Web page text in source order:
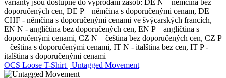
doporučených cen, DE P – němčina s doporučenými cenam, DE
CHF - němčina s doporučenými cenami ve švýcarských francích,
EN N - angličtina bez doporučených cen, EN P – angličtina s
doporučenými cenami, CZ N – čeština bez doporučených cen, CZ P
– čeština s doporučenými cenami, IT N - italština bez cen, IT P -
italština s doporučenými cenami
OCS Loose T-Shirt | Untagged Movement